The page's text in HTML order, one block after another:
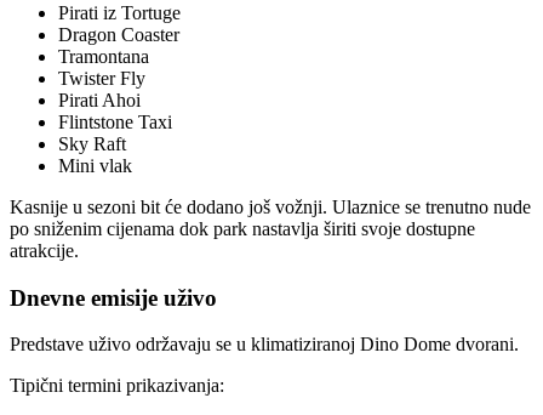
Pirati iz Tortuge
Dragon Coaster
Tramontana
Twister Fly
Pirati Ahoi
Flintstone Taxi
Sky Raft
Mini vlak
Kasnije u sezoni bit će dodano još vožnji. Ulaznice se trenutno nude
po sniženim cijenama dok park nastavlja širiti svoje dostupne
atrakcije.
Dnevne emisije uživo
Predstave uživo održavaju se u klimatiziranoj Dino Dome dvorani.
Tipični termini prikazivanja: